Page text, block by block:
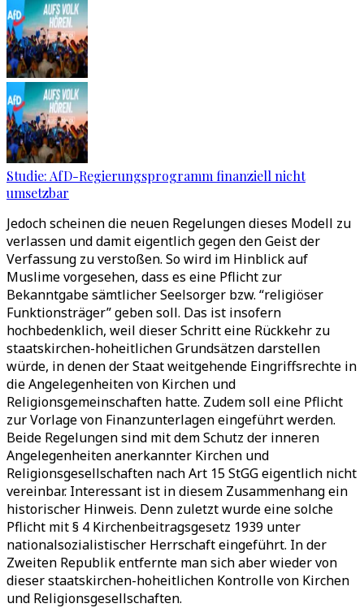
Studie: AfD-Regierungsprogramm finanziell nicht
umsetzbar
Jedoch scheinen die neuen Regelungen dieses Modell zu
verlassen und damit eigentlich gegen den Geist der
Verfassung zu verstoßen. So wird im Hinblick auf
Muslime vorgesehen, dass es eine Pflicht zur
Bekanntgabe sämtlicher Seelsorger bzw. “religiöser
Funktionsträger” geben soll. Das ist insofern
hochbedenklich, weil dieser Schritt eine Rückkehr zu
staatskirchen-hoheitlichen Grundsätzen darstellen
würde, in denen der Staat weitgehende Eingriffsrechte in
die Angelegenheiten von Kirchen und
Religionsgemeinschaften hatte. Zudem soll eine Pflicht
zur Vorlage von Finanzunterlagen eingeführt werden.
Beide Regelungen sind mit dem Schutz der inneren
Angelegenheiten anerkannter Kirchen und
Religionsgesellschaften nach Art 15 StGG eigentlich nicht
vereinbar. Interessant ist in diesem Zusammenhang ein
historischer Hinweis. Denn zuletzt wurde eine solche
Pflicht mit § 4 Kirchenbeitragsgesetz 1939 unter
nationalsozialistischer Herrschaft eingeführt. In der
Zweiten Republik entfernte man sich aber wieder von
dieser staatskirchen-hoheitlichen Kontrolle von Kirchen
und Religionsgesellschaften.